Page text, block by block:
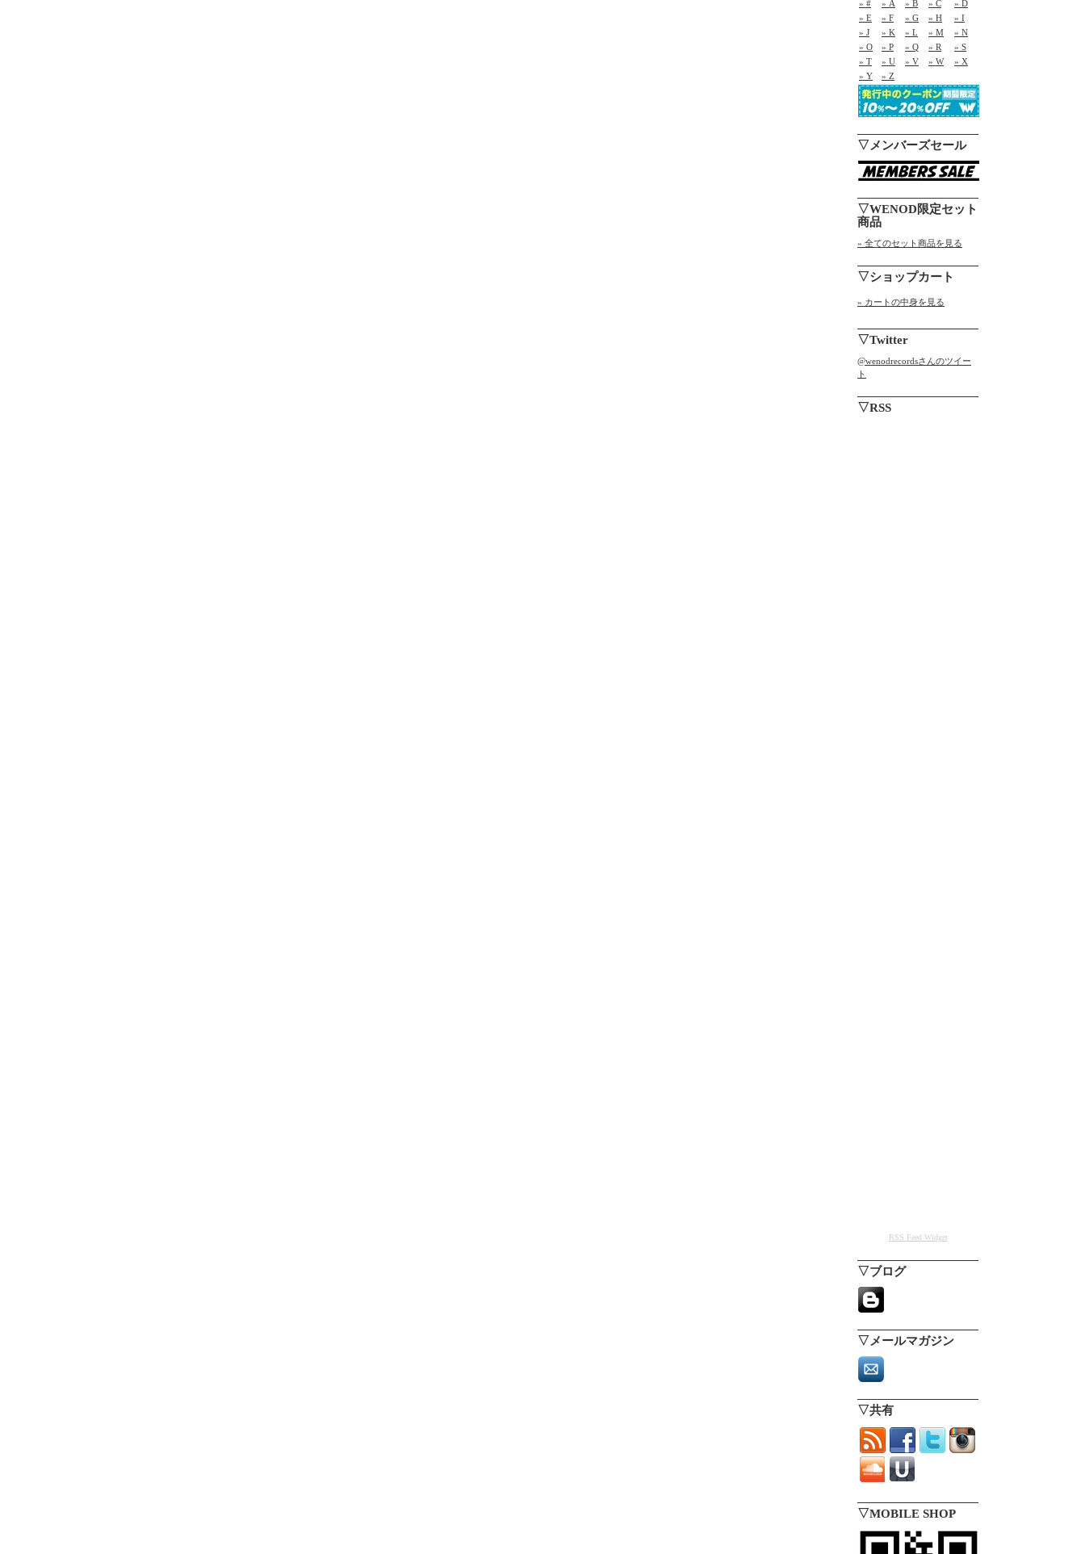
» # » A » B » C
» D
» E
» F » G » H
» I
» J
» K » L » M
» N
» O
» P » Q » R
» S
» T
» U » V » W
» X
» Y
» Z
▽メンバーズセール
▽WENOD限定セット
商品
» 全てのセット商品を見る
▽ショップカート
» カートの中身を見る
▽Twitter
@wenodrecordsさんのツイー
ト
▽RSS
RSS Feed Widget
▽ブログ
▽メールマガジン
▽共有
▽MOBILE SHOP